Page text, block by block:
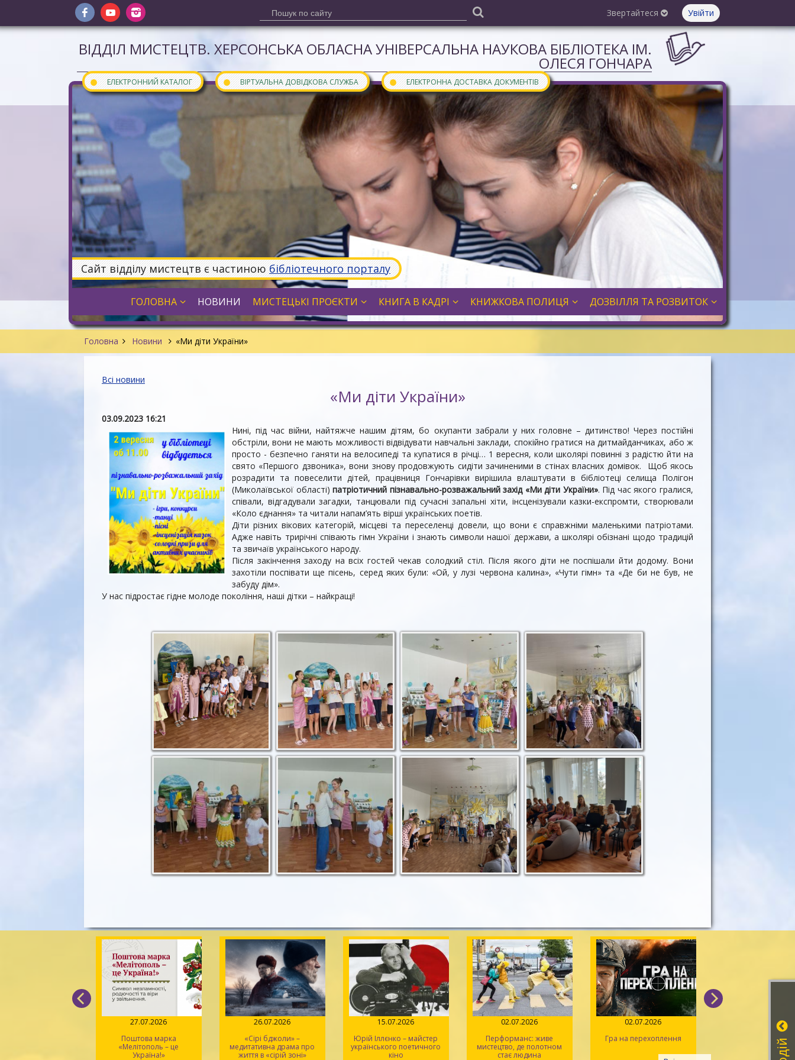
Звертайтеся Увійти
ВІДДІЛ МИСТЕЦТВ. ХЕРСОНСЬКА ОБЛАСНА УНІВЕРСАЛЬНА НАУКОВА БІБЛІОТЕКА ІМ.
ОЛЕСЯ ГОНЧАРА
● ЕЛЕКТРОННИЙ КАТАЛОГ ● ВІРТУАЛЬНА ДОВІДКОВА СЛУЖБА ● ЕЛЕКТРОННА ДОСТАВКА ДОКУМЕНТІВ
Сайт відділу мистецтв є частиною бібліотечного порталу
ГОЛОВНА НОВИНИ МИСТЕЦЬКІ ПРОЄКТИ КНИГА В КАДРІ КНИЖКОВА ПОЛИЦЯ ДОЗВІЛЛЯ ТА РОЗВИТОК
Головна Новини «Ми діти України»
Всі новини
«Ми діти України»
03.09.2023 16:21
Нині, під час війни, найтяжче нашим дітям, бо окупанти забрали у них головне – дитинство! Через постійні
обстріли, вони не мають можливості відвідувати навчальні заклади, спокійно гратися на дитмайданчиках, або ж
просто - безпечно ганяти на велосипеді та купатися в річці… 1 вересня, коли школярі повинні з радістю йти на
свято «Першого дзвоника», вони знову продовжують сидіти зачиненими в стінах власних домівок. Щоб якось
розрадити та повеселити дітей, працівниця Гончарівки вирішила влаштувати в бібліотеці селища Полігон
(Миколаївської області)патріотичний пізнавально-розважальний захід «Ми діти України». Під час якого гралися,
співали, відгадували загадки, танцювали під сучасні запальні хіти, інсценізували казки-експромти, створювали
«Коло єднання» та читали напам’ять вірші українських поетів.
Діти різних вікових категорій, місцеві та переселенці довели, що вони є справжніми маленькими патріотами.
Адже навіть трирічні співають гімн України і знають символи нашої держави, а школярі обізнані щодо традицій
та звичаїв українського народу.
Після закінчення заходу на всіх гостей чекав солодкий стіл. Після якого діти не поспішали йти додому. Вони
захотіли поспівати ще пісень, серед яких були: «Ой, у лузі червона калина», «Чути гімн» та «Де би не був, не
забуду дім».
У нас підростає гідне молоде покоління, наші дітки – найкращі!
27.07.2026
Поштова марка
«Мелітополь – це
Україна!»
26.07.2026
«Сірі бджоли» –
медитативна драма про
життя в «сірій зоні»
15.07.2026
Юрій Іллєнко – майстер
українського поетичного
кіно
02.07.2026
Перформанс: живе
мистецтво, де полотном
стає людина
02.07.2026
Гра на перехоплення
14.06.2026
Іван Миколайчук –
українського